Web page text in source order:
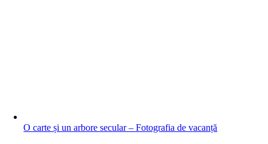
O carte și un arbore secular – Fotografia de vacanță